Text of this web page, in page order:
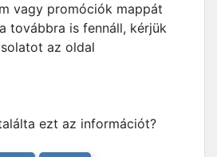
vagy promóciók mappát
továbbra is fennáll, kérjük
az oldal
ezt az információt?